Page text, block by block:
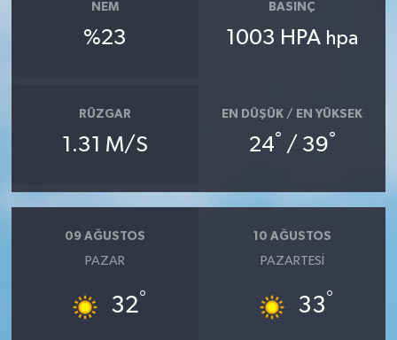
NEM
%23
BASINÇ
1003 HPA hpa
RÜZGAR
1.31 M/S
EN DÜŞÜK / EN YÜKSEK
24° / 39°
09 AĞUSTOS
PAZAR
32°
10 AĞUSTOS
PAZARTESI
33°